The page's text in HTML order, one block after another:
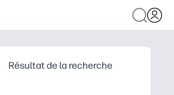
Résultat de la recherche